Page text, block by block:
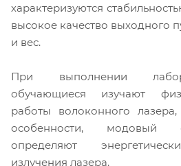
характеризуются
высокое качество выходного
и вес.
При выполнении
обучающиеся изучают
работы волоконного
особенности, модовый
определяют
излучения лазера.